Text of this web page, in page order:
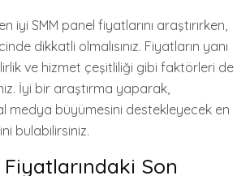
iyi SMM panel fiyatlarını araştırırken,
dikkatli olmalısınız. Fiyatların yanı
ve hizmet çeşitliliği gibi faktörleri de
İyi bir araştırma yaparak,
medya büyümesini destekleyecek en
bulabilirsiniz.
Fiyatlarındaki Son